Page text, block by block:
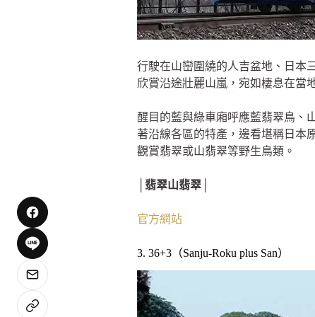
行駛在山巒圍繞的人吉盆地、日本
欣賞沿途壯麗山嵐，宛如棲息在當
醒目的藍與綠車廂呼應藍翡翠鳥、
著沿線各區的特產，邊看堪稱日本
觀賞翡翠或山翡翠等野生鳥類。
│翡翠山翡翠│
官方網站
3. 36+3（Sanju-Roku plus San）